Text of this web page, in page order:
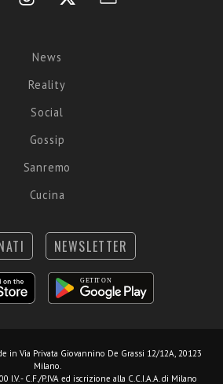
News
Reality
Social
Gossip
Sanremo
Cucina
NEWSLETTER
in Via Privata Giovannino De Grassi 12/12A, 20123
Milano.
I.V. - C.F./P.IVA ed iscrizione alla C.C.I.A.A. di Milano